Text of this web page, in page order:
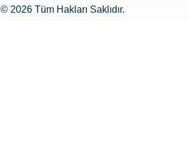
© 2026 Tüm Hakları Saklıdır.